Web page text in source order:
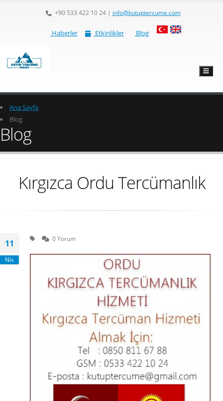
+90 533 422 10 24| info@kutuptercume.com
Haberler Etkinlikler Blog
Ana Sayfa
Blog
Blog
Kırgızca Ordu Tercümanlık
11
Nis
0 Yorum